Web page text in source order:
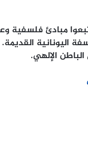
مبادئ فلسفية
اليونانية
الإلهي.